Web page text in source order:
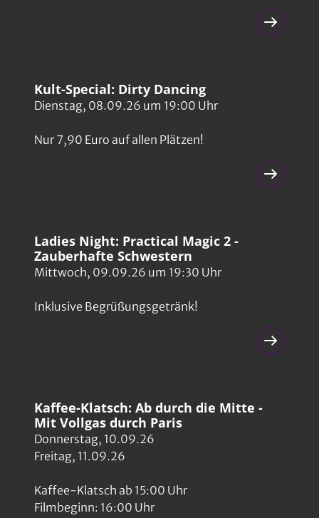
Kult-Special: Dirty Dancing
Dienstag, 08.09.26 um 19:00 Uhr
Nur 7,90 Euro auf allen Plätzen!
Ladies Night: Practical Magic 2 -
Zauberhafte Schwestern
Mittwoch, 09.09.26 um 19:30 Uhr
Inklusive Begrüßungsgetränk!
Kaffee-Klatsch: Ab durch die Mitte -
Mit Vollgas durch Paris
Donnerstag, 10.09.26
Freitag, 11.09.26
Kaffee-Klatsch ab 15:00 Uhr
Filmbeginn: 16:00 Uhr